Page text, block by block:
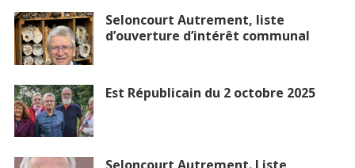
Seloncourt Autrement, liste
d’ouverture d’intérêt communal
Est Républicain du 2 octobre 2025